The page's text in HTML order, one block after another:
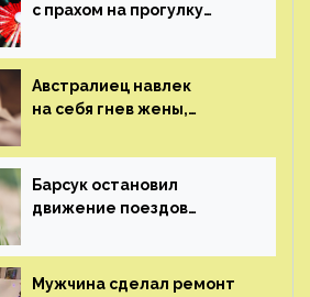
с прахом на прогулку
Австралиец навлек
на себя гнев жены,
с ее неудачной
фотографией
Барсук остановил
движение поездов
Мужчина сделал ремонт